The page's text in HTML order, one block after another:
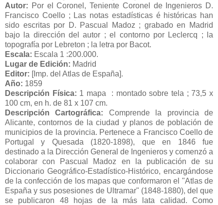
Autor: Por el Coronel, Teniente Coronel de Ingenieros D.
Francisco Coello ; Las notas estadísticas é históricas han
sido escritas por D. Pascual Madoz ; grabado en Madrid
bajo la dirección del autor ; el contorno por Leclercq ; la
topografía por Lebreton ; la letra por Bacot.
Escala: Escala 1 :200.000.
Lugar de Edición: Madrid
Editor: [Imp. del Atlas de España].
Año: 1859
Descripción Física: 1 mapa : montado sobre tela ; 73,5 x
100 cm, en h. de 81 x 107 cm.
Descripción Cartográfica: Comprende la provincia de
Alicante, contornos de la ciudad y planos de población de
municipios de la provincia. Pertenece a Francisco Coello de
Portugal y Quesada (1820-1898), que en 1846 fue
destinado a la Dirección General de Ingenieros y comenzó a
colaborar con Pascual Madoz en la publicación de su
Diccionario Geográfico-Estadístico-Histórico, encargándose
de la confección de los mapas que conformaron el "Atlas de
España y sus posesiones de Ultramar" (1848-1880), del que
se publicaron 48 hojas de la más lata calidad. Como